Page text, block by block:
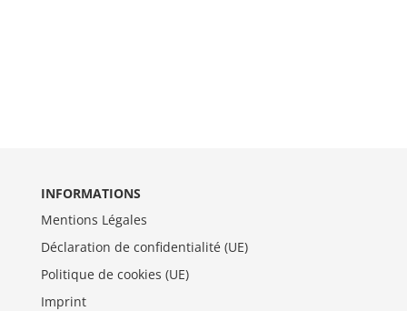
INFORMATIONS
Mentions Légales
Déclaration de confidentialité (UE)
Politique de cookies (UE)
Imprint